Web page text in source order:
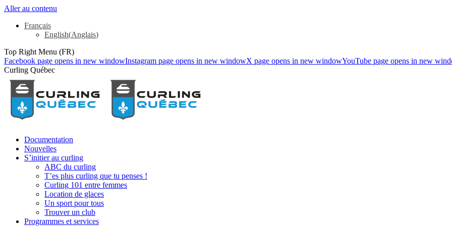
Aller au contenu
Français
English(Anglais)
Top Right Menu (FR)
Facebook page opens in new windowInstagram page opens in new windowX page opens in new windowYouTube page opens in new
Curling Québec
Documentation
Nouvelles
S’initier au curling
ABC du curling
T’es plus curling que tu penses !
Curling 101 entre femmes
Location de glaces
Un sport pour tous
Trouver un club
Programmes et services